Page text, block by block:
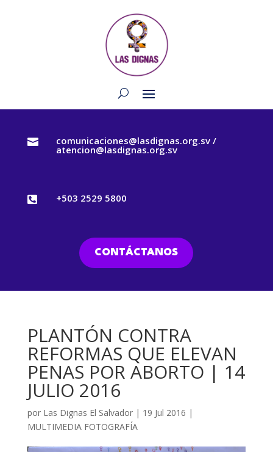
 comunicaciones@lasdignas.org.sv /
atencion@lasdignas.org.sv
 +503 2529 5800
CONTÁCTANOS
PLANTÓN CONTRA
REFORMAS QUE ELEVAN
PENAS POR ABORTO | 14
JULIO 2016
por Las Dignas El Salvador| 19 Jul 2016 |
MULTIMEDIA FOTOGRAFÍA